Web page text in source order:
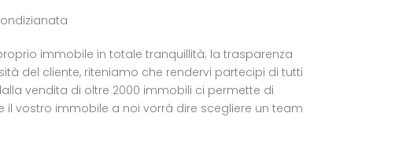
immobile in totale tranquillità; la trasparenza
del cliente, riteniamo che rendervi partecipi di tutti
vendita di oltre 2000 immobili ci permette di
vostro immobile a noi vorrà dire scegliere un team